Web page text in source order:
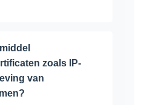
zoals IP-
van